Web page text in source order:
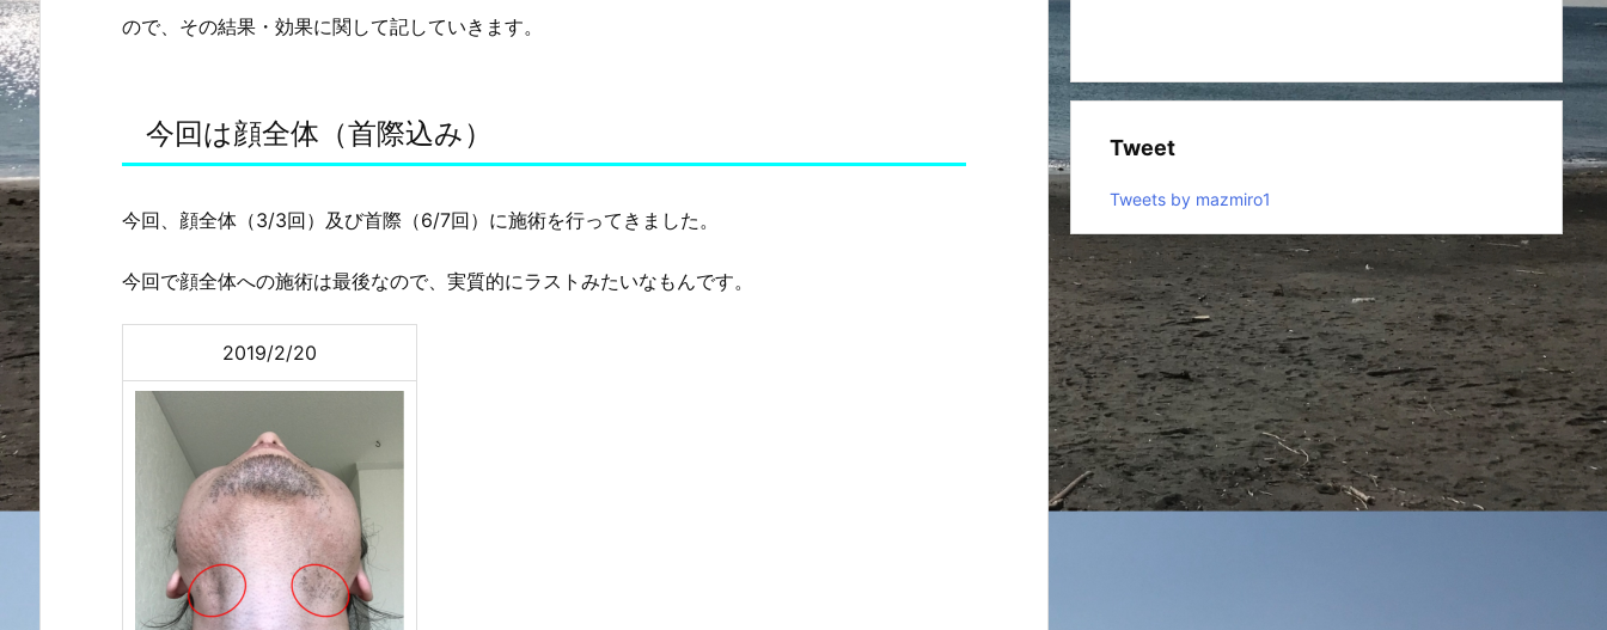
ので、その結果・効果に関して記していきます。
今回は顔全体（首際込み）
今回、顔全体（3/3回）及び首際（6/7回）に施術を行ってきました。
今回で顔全体への施術は最後なので、実質的にラストみたいなもんです。
2019/2/20
Tweet
Tweets by mazmiro1